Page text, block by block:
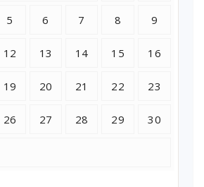
5 6 7 8 9
12 13 14 15 16
19 20 21 22 23
26 27 28 29 30